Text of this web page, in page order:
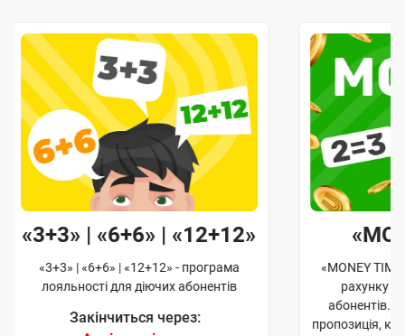
«3+3» | «6+6» | «12+12»
«3+3» | «6+6» | «12+12» - програма
лояльності для діючих абонентів
Закінчиться через:
«MONEY
рахунку
абонентів.
пропозиція,